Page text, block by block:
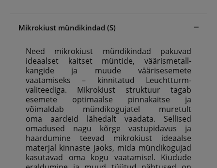
Mikrokiust mündikindad (S)
Need mikrokiust mündikindad pakuvad
ideaalset kaitset müntide, väärismetall-
kangide ja muude väärisesemete
vaatamiseks – kinnitatud Leuchtturm-
valiteediga. Mikrokiust struktuur tagab
esemete optimaalse pinnakaitse ja
võimaldab mündikogujatel muretult
oma aardeid lähedalt vaadata. Sellised
omadused nagu kõrge vastupidavus ja
haardumine teevad mikrokiust ideaalse
materjal kinnaste jaoks, mida mündikogujad
kasutavad oma kogu vaatamisel. Kiudude